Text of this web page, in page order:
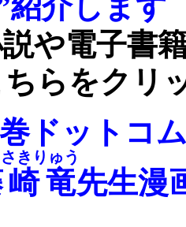
や電子書
らをクリ
ドットコ
崎竜
きりゅう
先生漫